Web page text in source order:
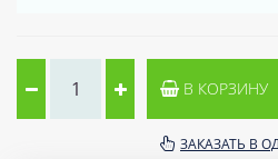
В КОРЗИНУ
ЗАКАЗАТЬ В